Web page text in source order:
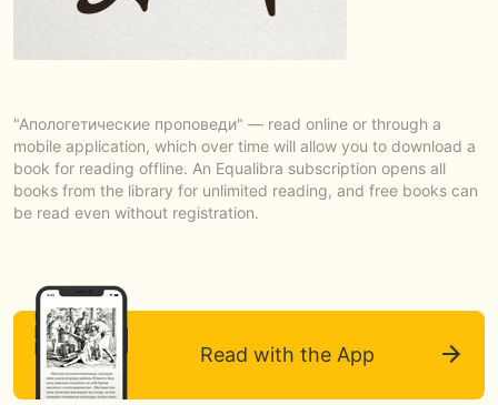
"Апологетические проповеди" — read online or through a
mobile application, which over time will allow you to download a
book for reading offline. An Equalibra subscription opens all
books from the library for unlimited reading, and free books can
be read even without registration.
Read with the App